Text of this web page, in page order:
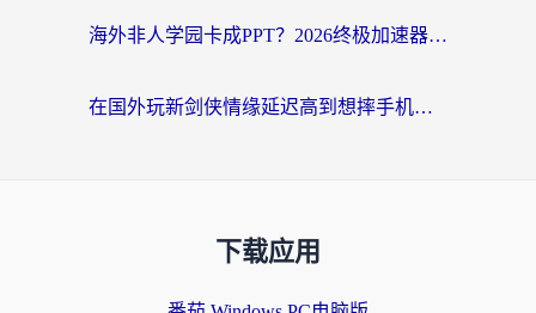
海外非人学园卡成PPT？2026终极加速器指南：从暗区突围到王国纪元，一篇搞定
在国外玩新剑侠情缘延迟高到想摔手机？海外玩家亲测有效的加速器选择指南
下载应用